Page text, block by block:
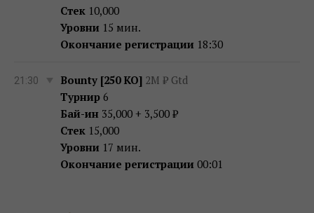
Стек 10,000
Уровни 15 мин.
Окончание регистрации 18:30
21:30 Bounty [250 KO] 2M ₽ Gtd
Турнир 6
Бай-ин 35,000 + 3,500 ₽
Стек 15,000
Уровни 17 мин.
Окончание регистрации 00:01